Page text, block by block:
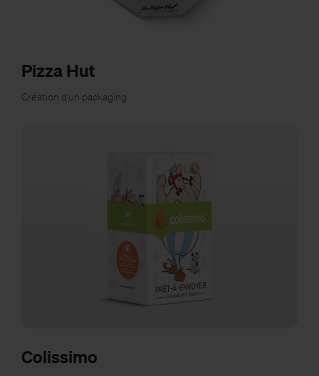
Pizza Hut
Création d'un packaging
Colissimo